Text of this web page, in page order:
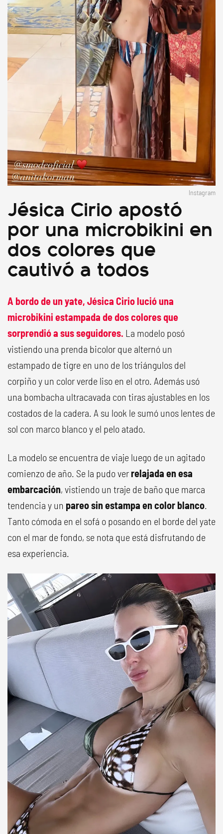
Instagram
Jésica Cirio apostó
por una microbikini en
dos colores que
cautivó a todos
A bordo de un yate, Jésica Cirio lució una
microbikini estampada de dos colores que
sorprendió a sus seguidores. La modelo posó
vistiendo una prenda bicolor que alternó un
estampado de tigre en uno de los triángulos del
corpiño y un color verde liso en el otro. Además usó
una bombacha ultracavada con tiras ajustables en los
costados de la cadera. A su look le sumó unos lentes de
sol con marco blanco y el pelo atado.
La modelo se encuentra de viaje luego de un agitado
comienzo de año. Se la pudo ver relajada en esa
embarcación, vistiendo un traje de baño que marca
tendencia y un pareo sin estampa en color blanco.
Tanto cómoda en el sofá o posando en el borde del yate
con el mar de fondo, se nota que está disfrutando de
esa experiencia.